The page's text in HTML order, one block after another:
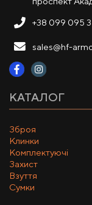
+38 099 095
sales@hf-
КАТАЛОГ
Зброя
Клинки
Комплектуючі
Захист
Взуття
Сумки